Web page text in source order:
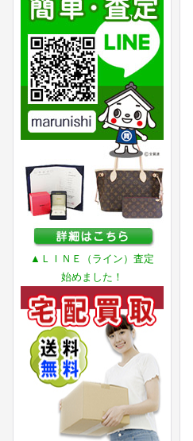
▲ＬＩＮＥ（ライン）査定
始めました！